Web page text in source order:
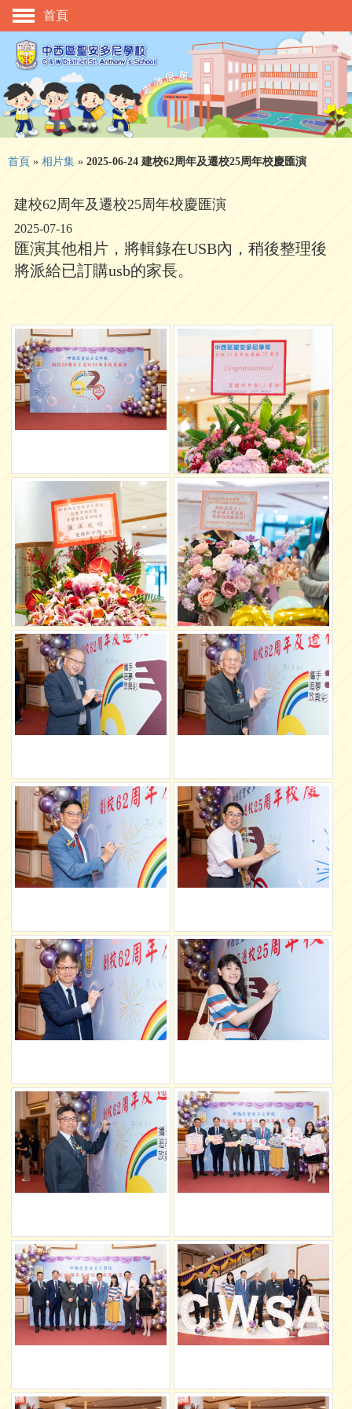
主頁
校慶活動
管理與組織
學與教
校風及學生支援
相片及影片
升中資訊
校友會
首頁
首頁 » 相片集 » 2025-06-24 建校62周年及遷校25周年校慶匯演
建校62周年及遷校25周年校慶匯演
2025-07-16
匯演其他相片，將輯錄在USB內，稍後整理後
將派給已訂購usb的家長。